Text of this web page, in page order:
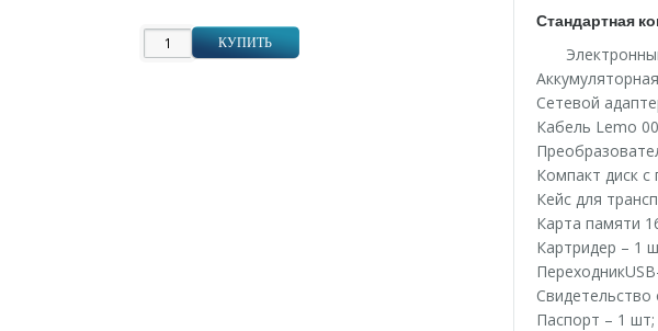
Стандартная
Сетевой
Кабель Lemo
Компакт диск
Кейс для
Карта памяти
Картридер – 1
Паспорт – 1 шт;
КУПИТЬ